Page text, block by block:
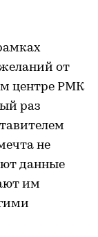
от
центре РМК
раз
не
данные
им